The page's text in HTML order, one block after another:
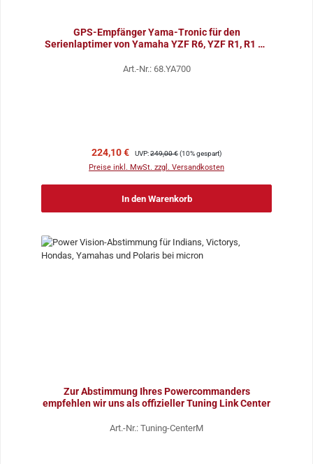
GPS-Empfänger Yama-Tronic für den
Serienlaptimer von Yamaha YZF R6, YZF R1, R1 M,
Art.-Nr.: 68.YA700
Verkaufspreis:
224,10 € Regulärer Preis:
UVP:249,00 €(10% gespart)
Preise inkl. MwSt. zzgl. Versandkosten
In den Warenkorb
Zur Abstimmung Ihres Powercommanders
empfehlen wir uns als offizieller Tuning Link Center
Art.-Nr.: Tuning-CenterM